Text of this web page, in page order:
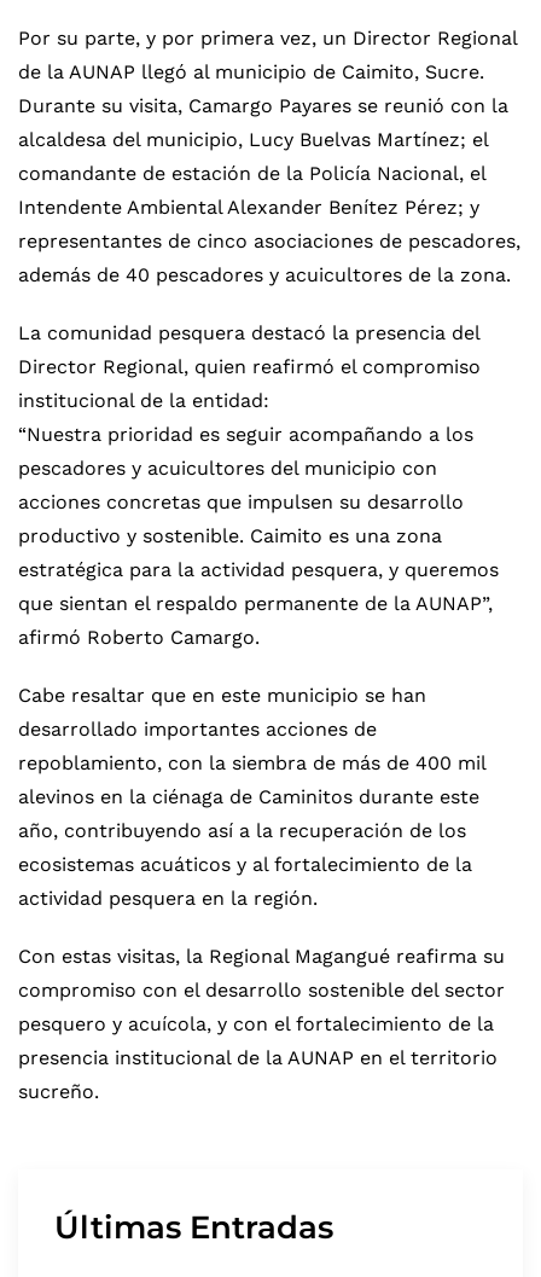
Por su parte, y por primera vez, un Director Regional
de la AUNAP llegó al municipio de Caimito, Sucre.
Durante su visita, Camargo Payares se reunió con la
alcaldesa del municipio, Lucy Buelvas Martínez; el
comandante de estación de la Policía Nacional, el
Intendente Ambiental Alexander Benítez Pérez; y
representantes de cinco asociaciones de pescadores,
además de 40 pescadores y acuicultores de la zona.
La comunidad pesquera destacó la presencia del
Director Regional, quien reafirmó el compromiso
institucional de la entidad:
“Nuestra prioridad es seguir acompañando a los
pescadores y acuicultores del municipio con
acciones concretas que impulsen su desarrollo
productivo y sostenible. Caimito es una zona
estratégica para la actividad pesquera, y queremos
que sientan el respaldo permanente de la AUNAP”,
afirmó Roberto Camargo.
Cabe resaltar que en este municipio se han
desarrollado importantes acciones de
repoblamiento, con la siembra de más de 400 mil
alevinos en la ciénaga de Caminitos durante este
año, contribuyendo así a la recuperación de los
ecosistemas acuáticos y al fortalecimiento de la
actividad pesquera en la región.
Con estas visitas, la Regional Magangué reafirma su
compromiso con el desarrollo sostenible del sector
pesquero y acuícola, y con el fortalecimiento de la
presencia institucional de la AUNAP en el territorio
sucreño.
Últimas Entradas